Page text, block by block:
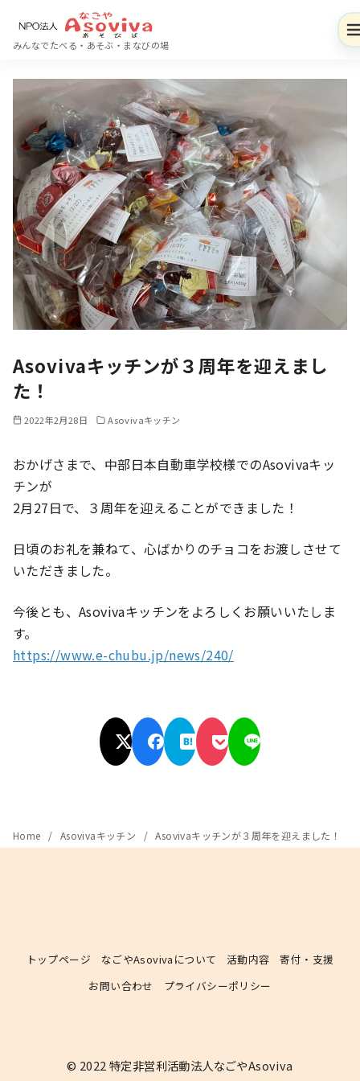
みんなでたべる・あそぶ・まなびの場
Asovivaキッチンが３周年を迎えまし
た！
2022年2月28日 Asovivaキッチン
おかげさまで、中部日本自動車学校様でのAsovivaキッ
チンが
2月27日で、３周年を迎えることができました！
日頃のお礼を兼ねて、心ばかりのチョコをお渡しさせて
いただきました。
今後とも、Asovivaキッチンをよろしくお願いいたしま
す。
https://www.e-chubu.jp/news/240/
Home Asovivaキッチン Asovivaキッチンが３周年を迎えました！
トップページ なごやAsovivaについて 活動内容
寄付・支援
お問い合わせ
プライバシーポリシー
© 2022特定非営利活動法人なごやAsoviva